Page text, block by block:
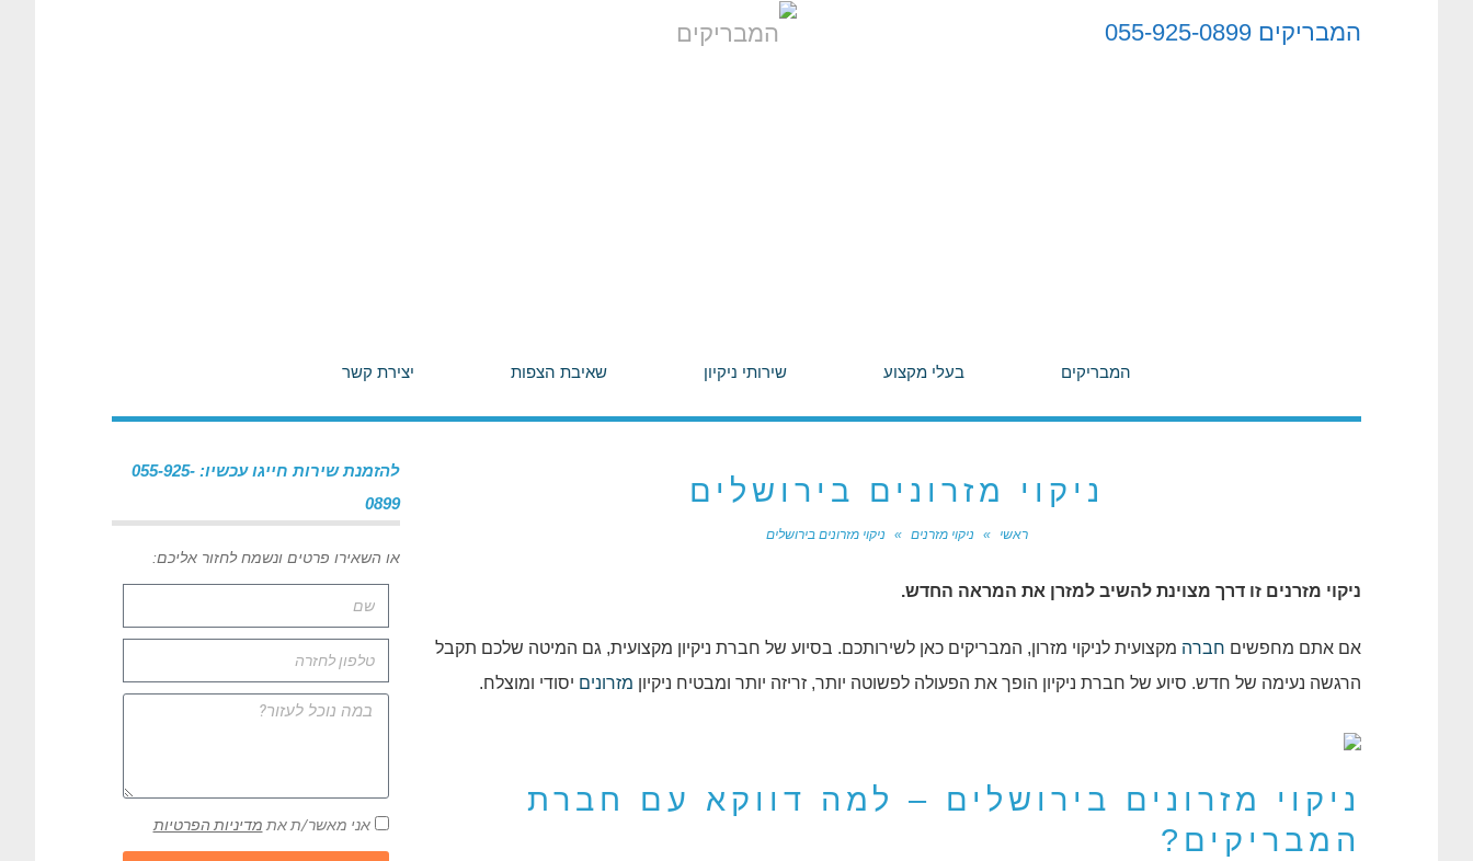
המבריקים 055-925-0899
המבריקים בעלי מקצוע שירותי ניקיון שאיבת הצפות יצירת קשר
ניקוי מזרונים בירושלים
ראשי » ניקוי מזרנים » ניקוי מזרונים בירושלים
ניקוי מזרנים זו דרך מצוינת להשיב למזרן את המראה החדש.
אם אתם מחפשים חברה מקצועית לניקוי מזרון, המבריקים כאן לשירותכם. בסיוע של חברת ניקיון מקצועית, גם המיטה שלכם תקבל
הרגשה נעימה של חדש. סיוע של חברת ניקיון הופך את הפעולה לפשוטה יותר, זריזה יותר ומבטיח ניקיון מזרונים יסודי ומוצלח.
ניקוי מזרונים בירושלים – למה דווקא עם חברת
המבריקים?
להזמנת שירות חייגו עכשיו: 055-925-
0899
או השאירו פרטים ונשמח לחזור אליכם:
אני מאשר/ת את מדיניות הפרטיות